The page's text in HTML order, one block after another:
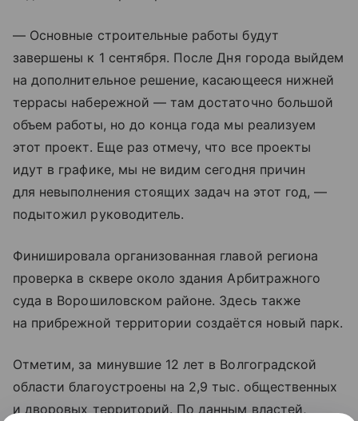
— Основные строительные работы будут
завершены к 1 сентября. После Дня города выйдем
на дополнительное решение, касающееся нижней
террасы набережной — там достаточно большой
объем работы, но до конца года мы реализуем
этот проект. Еще раз отмечу, что все проекты
идут в графике, мы не видим сегодня причин
для невыполнения стоящих задач на этот год, —
подытожил руководитель.
Финишировала организованная главой региона
проверка в сквере около здания Арбитражного
суда в Ворошиловском районе. Здесь также
на прибрежной территории создаётся новый парк.
Отметим, за минувшие 12 лет в Волгоградской
области благоустроены на 2,9 тыс. общественных
и дворовых территорий. По данным властей,